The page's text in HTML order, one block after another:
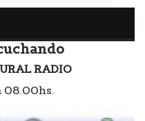
RADIO
08.00hs.